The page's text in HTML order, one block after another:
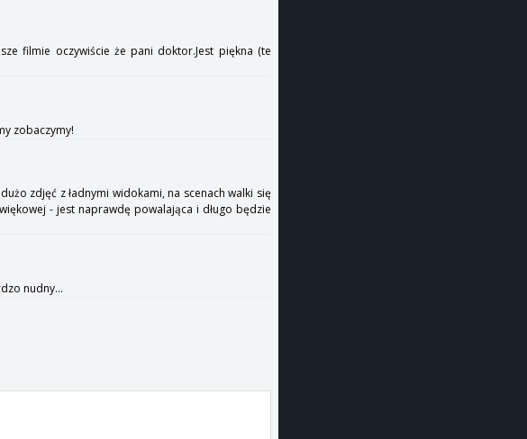
filmie oczywiście że pani doktor.Jest piękna (te
zobaczymy!
zdjęć z ładnymi widokami, na scenach walki się
- jest naprawdę powalająca i długo będzie
nudny...